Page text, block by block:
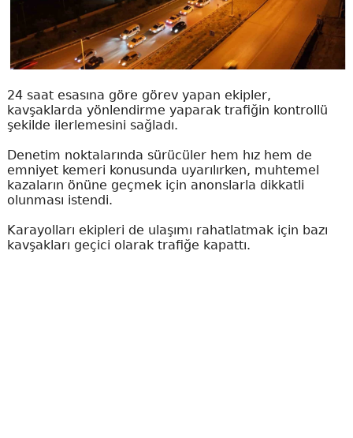
24 saat esasına göre görev yapan ekipler,
kavşaklarda yönlendirme yaparak trafiğin kontrollü
şekilde ilerlemesini sağladı.
Denetim noktalarında sürücüler hem hız hem de
emniyet kemeri konusunda uyarılırken, muhtemel
kazaların önüne geçmek için anonslarla dikkatli
olunması istendi.
Karayolları ekipleri de ulaşımı rahatlatmak için bazı
kavşakları geçici olarak trafiğe kapattı.